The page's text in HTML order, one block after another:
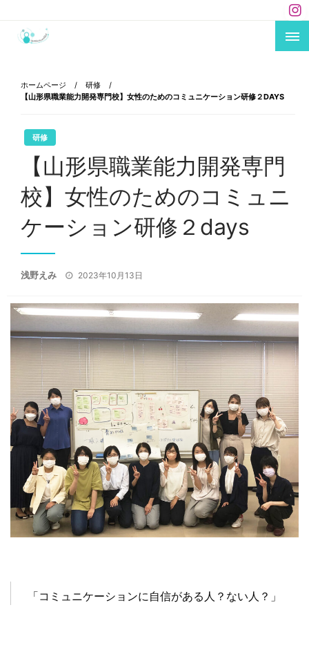
ン
ホームページ
研修
【山形県職業能力開発専門校】女性のためのコミュニケーション研修２DAYS
研修
【山形県職業能力開発専門
校】女性のためのコミュニ
ケーション研修２days
浅野えみ
投
2023年10月13日
「コミュニケーションに自信がある人？ない人？」